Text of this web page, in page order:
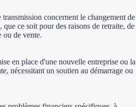
Solutions MAPi
Trouvez des idées de
concernent le changement de
ce soit pour des raisons de retraite, de
ou de vente.
en place d'une nouvelle entreprise ou la
nécessitant un soutien au démarrage ou